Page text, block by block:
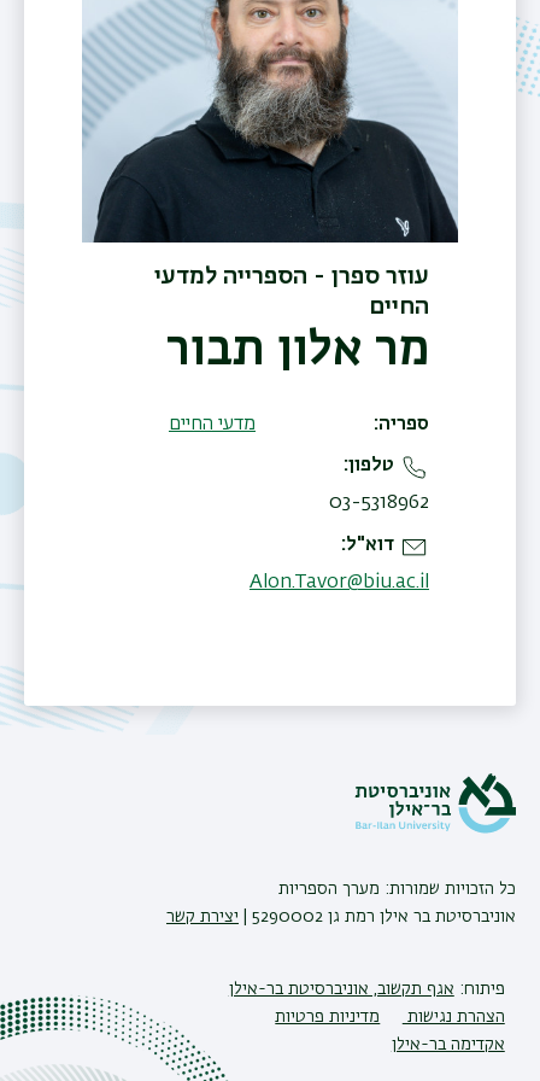
עוזר ספרן - הספרייה למדעי
החיים
מר אלון תבור
ספריה מדעי החיים
טלפון
03-5318962
דוא"ל
Alon.Tavor@biu.ac.il
כל הזכויות שמורות: מערך הספריות
אוניברסיטת בר אילן רמת גן 5290002 |
יצירת קשר
פיתוח: אגף תקשוב, אוניברסיטת בר-אילן
הצהרת נגישות
מדיניות פרטיות
אקדימה בר-אילן